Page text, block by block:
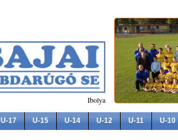
Ibolya
U-17 U-15 U-14 U-12 U-11 U-10